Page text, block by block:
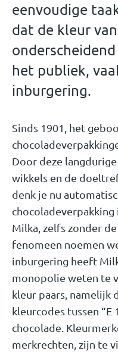
eenvoudige
dat de kleur
het publiek,
inburgering.
Sinds 1901, het
Door deze
wikkels en de
denk je nu
chocoladeverpakking
Milka, zelfs zonder
fenomeen noemen
inburgering heeft
monopolie weten te
kleur paars, namelijk
kleurcodes tussen “E
chocolade.
merkrechten, zijn te